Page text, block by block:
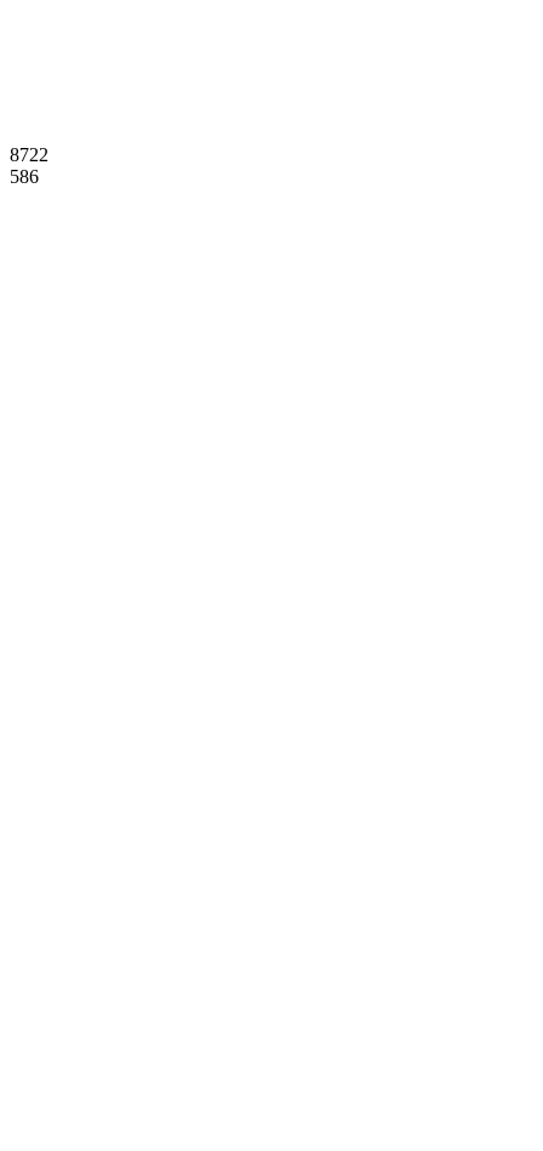
8722
586